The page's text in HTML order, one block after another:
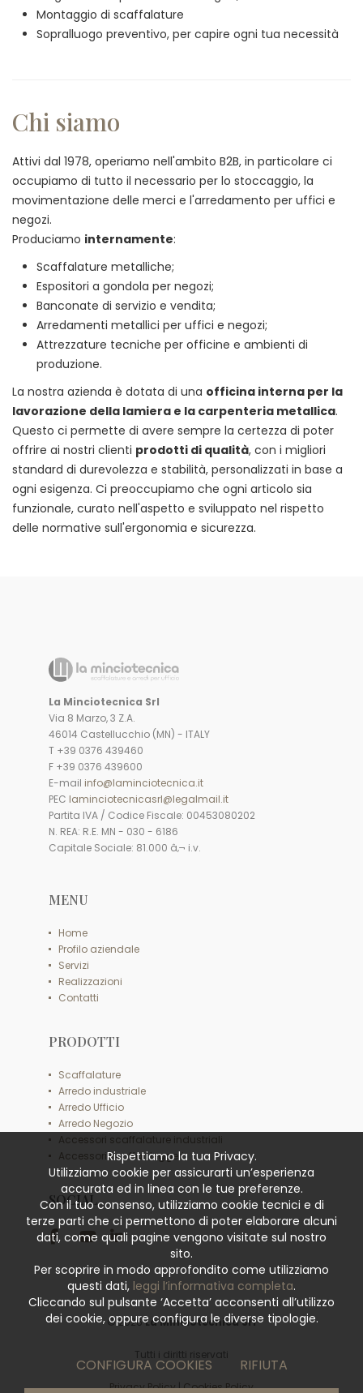
Montaggio di scaffalature
Sopralluogo preventivo, per capire ogni tua necessità
Chi siamo
Attivi dal 1978, operiamo nell'ambito B2B, in particolare ci
occupiamo di tutto il necessario per lo stoccaggio, la
movimentazione delle merci e l'arredamento per uffici e
negozi.
Produciamo internamente:
Scaffalature metalliche;
Espositori a gondola per negozi;
Banconate di servizio e vendita;
Arredamenti metallici per uffici e negozi;
Attrezzature tecniche per officine e ambienti di
produzione.
La nostra azienda è dotata di una officina interna per la
lavorazione della lamiera e la carpenteria metallica.
Questo ci permette di avere sempre la certezza di poter
offrire ai nostri clienti prodotti di qualità, con i migliori
standard di durevolezza e stabilità, personalizzati in base a
ogni esigenza. Ci preoccupiamo che ogni articolo sia
funzionale, curato nell'aspetto e sviluppato nel rispetto
delle normative sull'ergonomia e sicurezza.
La Minciotecnica Srl
Via 8 Marzo, 3 Z.A.
46014 Castellucchio (MN) - ITALY
T +39 0376 439460
F +39 0376 439600
E-mail info@laminciotecnica.it
PEC laminciotecnicasrl@legalmail.it
Partita IVA / Codice Fiscale: 00453080202
N. REA: R.E. MN - 030 - 6186
Capitale Sociale: 81.000 â‚¬ i.v.
MENU
Home
Profilo aziendale
Servizi
Realizzazioni
Contatti
PRODOTTI
Scaffalature
Arredo industriale
Arredo Ufficio
Arredo Negozio
Accessori scaffalature industriali
Accessori scaffali leggeri
SOCIAL
© 2026La Minciotecnica Srl
Tutti i diritti riservati
Privacy Policy|Cookies Policy
Rispettiamo la tua Privacy.
Utilizziamo cookie per assicurarti un’esperienza
accurata ed in linea con le tue preferenze.
Con il tuo consenso, utilizziamo cookie tecnici e di
terze parti che ci permettono di poter elaborare alcuni
dati, come quali pagine vengono visitate sul nostro
sito.
Per scoprire in modo approfondito come utilizziamo
questi dati, leggi l’informativa completa.
Cliccando sul pulsante ‘Accetta’ acconsenti all’utilizzo
dei cookie, oppure configura le diverse tipologie.
CONFIGURA COOKIES RIFIUTA